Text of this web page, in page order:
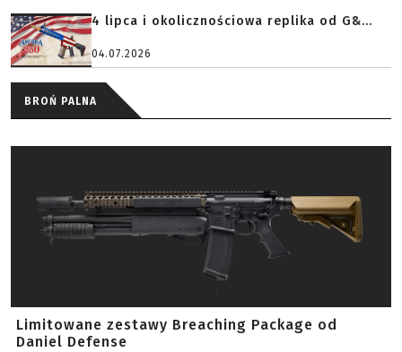
4 lipca i okolicznościowa replika od G&...
04.07.2026
BROŃ PALNA
Limitowane zestawy Breaching Package od
Daniel Defense